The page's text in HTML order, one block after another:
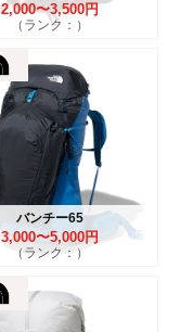
2,000〜3,500円
（ランク：）
バンチー65
3,000〜5,000円
（ランク：）